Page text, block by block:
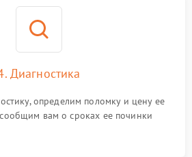
Диагностика
определим поломку и цену ее
вам о сроках ее починки